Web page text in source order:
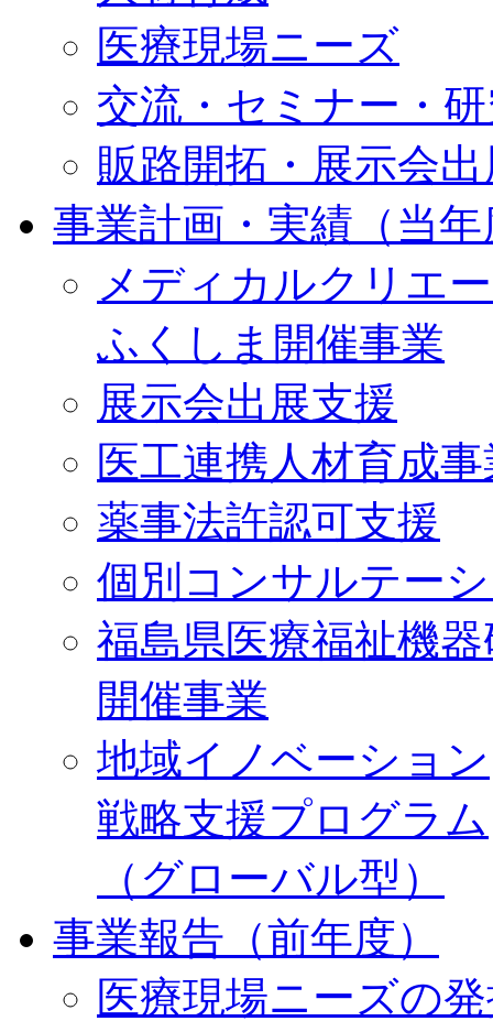
医療現場ニーズ
交流・セミナー・
販路開拓・展示会
事業計画・実績（当年
メディカルクリエ
ふくしま開催事業
展示会出展支援
医工連携人材育成
薬事法許認可支援
個別コンサルテー
福島県医療福祉機
開催事業
地域イノベーション
戦略支援プログラム
（グローバル型）
事業報告（前年度）
医療現場ニーズの